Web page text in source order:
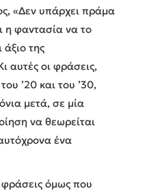
«Δεν υπάρχει πράμα
η φαντασία να το
άξιο της
αυτές οι φράσεις,
’20 και του ’30,
μετά, σε μία
να θεωρείται
ένα
φράσεις όμως που